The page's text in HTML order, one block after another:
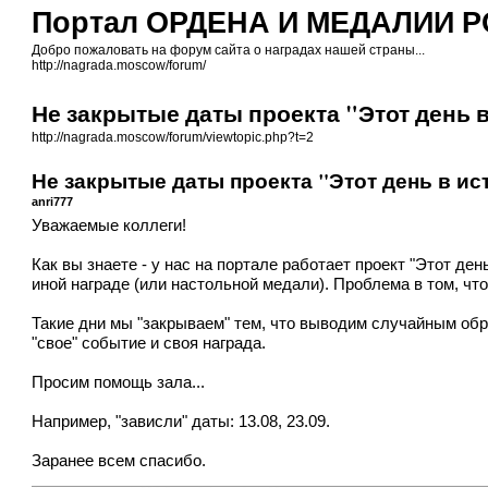
Портал ОРДЕНА И МЕДАЛИИ
Добро пожаловать на форум сайта о наградах нашей страны...
http://nagrada.moscow/forum/
Не закрытые даты проекта "Этот день
http://nagrada.moscow/forum/viewtopic.php?t=2
Не закрытые даты проекта "Этот день в
anri777
Уважаемые коллеги!
Как вы знаете - у нас на портале работает проект "Этот
иной награде (или настольной медали). Проблема в том,
Такие дни мы "закрываем" тем, что выводим случайным
"свое" событие и своя награда.
Просим помощь зала...
Например, "зависли" даты: 13.08, 23.09.
Заранее всем спасибо.